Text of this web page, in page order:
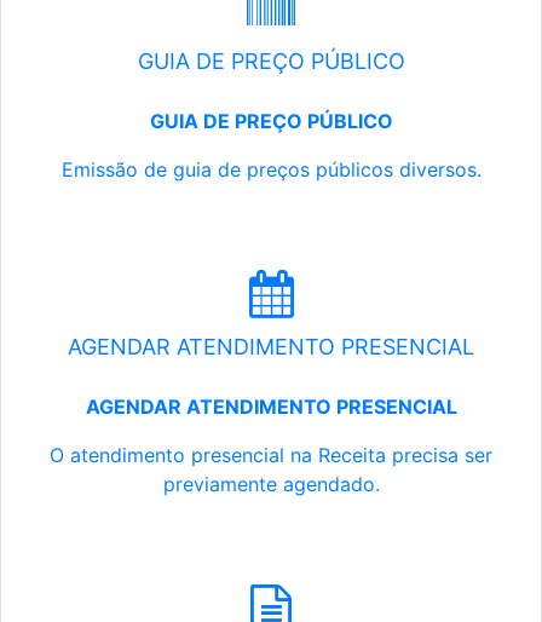
GUIA DE PREÇO PÚBLICO
GUIA DE PREÇO PÚBLICO
Emissão de guia de preços públicos diversos.
AGENDAR ATENDIMENTO PRESENCIAL
AGENDAR ATENDIMENTO PRESENCIAL
O atendimento presencial na Receita precisa ser
previamente agendado.